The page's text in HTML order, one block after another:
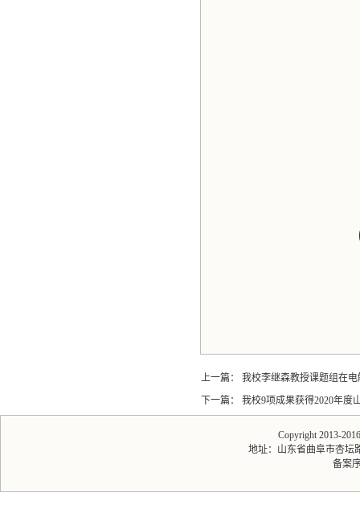
上一篇：
我校李继森教授课题组在
下一篇：
我校9项成果获得2020年度
Copyright 2013-
地址：山东省曲阜市杏坛
备案